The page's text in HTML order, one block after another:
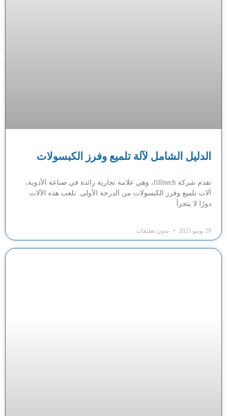
الدليل الشامل لآلة تلميع وفرز الكبسولات
تقدم شركة fillitech، وهي علامة تجارية رائدة في صناعة الأدوية،
آلات تلميع وفرز الكبسولات من الدرجة الأولى. تلعب هذه الآلات
دورًا لا يتجزأ
28 يونيو 2023 بدون تعليقات